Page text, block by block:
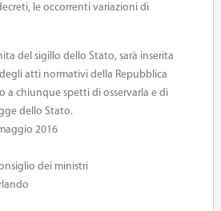
le occorrenti variazioni di
del sigillo dello Stato, sarà inserita
atti normativi della Repubblica
a chiunque spetti di osservarla e di
dello Stato.
2016
dei ministri